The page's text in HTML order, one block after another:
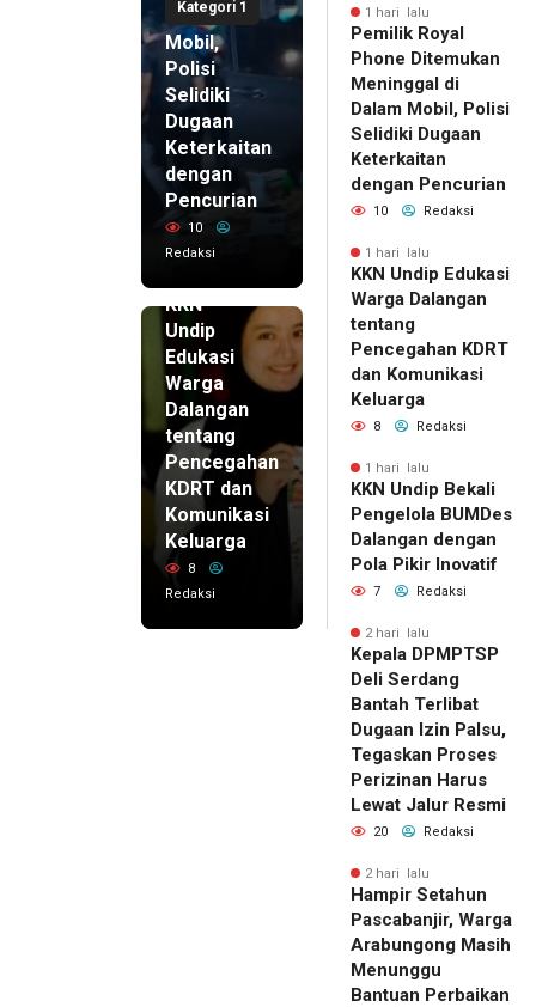
Kategori 1
di Dalam
Mobil,
Polisi
Selidiki
Dugaan
Keterkaitan
dengan
Pencurian
10
Redaksi
KKN
Undip
Edukasi
Warga
Dalangan
tentang
Pencegahan
KDRT dan
Komunikasi
Keluarga
8
Redaksi
1 hari lalu
Pemilik Royal
Phone Ditemukan
Meninggal di
Dalam Mobil, Polisi
Selidiki Dugaan
Keterkaitan
dengan Pencurian
10 Redaksi
1 hari lalu
KKN Undip Edukasi
Warga Dalangan
tentang
Pencegahan KDRT
dan Komunikasi
Keluarga
8 Redaksi
1 hari lalu
KKN Undip Bekali
Pengelola BUMDes
Dalangan dengan
Pola Pikir Inovatif
7 Redaksi
2 hari lalu
Kepala DPMPTSP
Deli Serdang
Bantah Terlibat
Dugaan Izin Palsu,
Tegaskan Proses
Perizinan Harus
Lewat Jalur Resmi
20 Redaksi
2 hari lalu
Hampir Setahun
Pascabanjir, Warga
Arabungong Masih
Menunggu
Bantuan Perbaikan